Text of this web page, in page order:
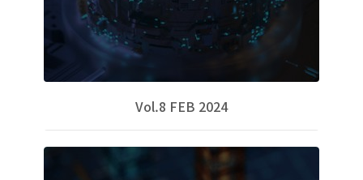
Vol.8 FEB 2024